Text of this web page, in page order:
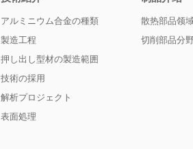
アルミニウム合金の種類
製造工程
押し出し型材の製造範囲
技術の採用
解析プロジェクト
表面処理
散热部品领
切削部品分